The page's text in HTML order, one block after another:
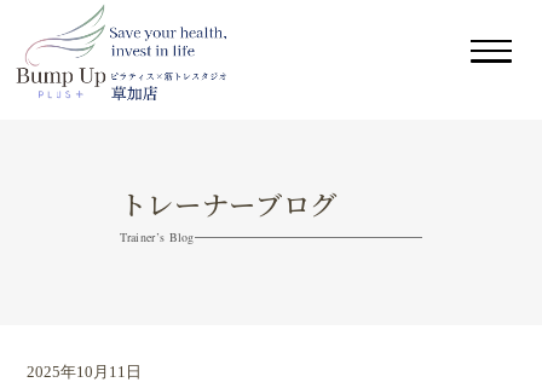
トレーナーブログ
Trainer’s Blog
2025年10月11日